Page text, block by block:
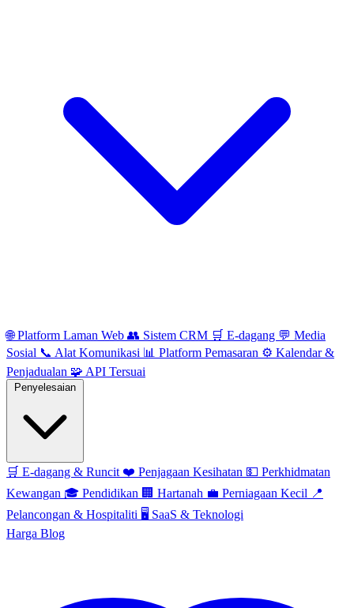
🌐Platform Laman Web 👥 Sistem CRM 🛒 E-dagang 💬 Media
Sosial 📞 Alat Komunikasi 📊 Platform Pemasaran ⚙️ Kalendar &
Penjadualan 🧩 API Tersuai
🛒 E-dagang & Runcit ❤️ Penjagaan Kesihatan 💵 Perkhidmatan
Kewangan 🎓 Pendidikan 🏢 Hartanah 💼 Perniagaan Kecil 📍
Pelancongan & Hospitaliti 🖥️ SaaS & Teknologi
Harga Blog